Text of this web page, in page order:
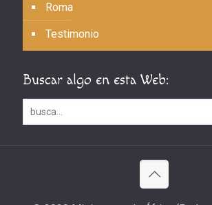
Roma
Testimonio
Buscar algo en esta Web: